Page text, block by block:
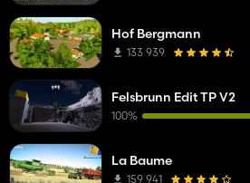
Hof Bergmann
133 939
Felsbrunn Edit TP V2
100%
La Baume
159 941